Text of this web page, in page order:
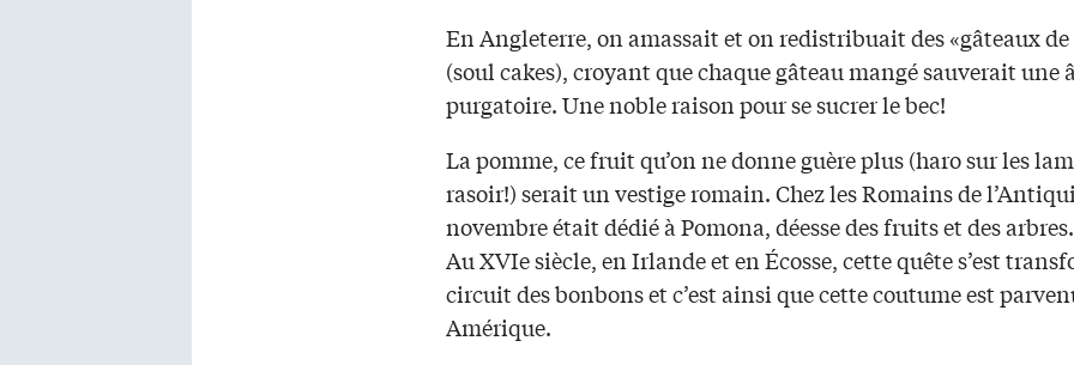
En Angleterre, on amassait et on redistribuait des «gâteaux de
(soul cakes), croyant que chaque gâteau mangé sauverait une
purgatoire. Une noble raison pour se sucrer le bec!
La pomme, ce fruit qu’on ne donne guère plus (haro sur les
rasoir!) serait un vestige romain. Chez les Romains de
novembre était dédié à Pomona, déesse des fruits et des
Au XVIe siècle, en Irlande et en Écosse, cette quête s’est
circuit des bonbons et c’est ainsi que cette coutume est
Amérique.